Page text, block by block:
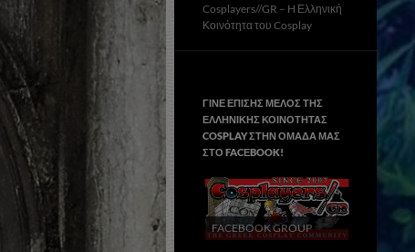
Cosplayers//GR – H Ελληνική
Κοινότητα του Cosplay
ΓΙΝΕ ΕΠΙΣΗΣ ΜΕΛΟΣ ΤΗΣ
ΕΛΛΗΝΙΚΗΣ ΚΟΙΝΟΤΗΤΑΣ
COSPLAY ΣΤΗΝ ΟΜΑΔΑ ΜΑΣ
ΣΤΟ FACΕBOOK!
FACEBOOK GROUP